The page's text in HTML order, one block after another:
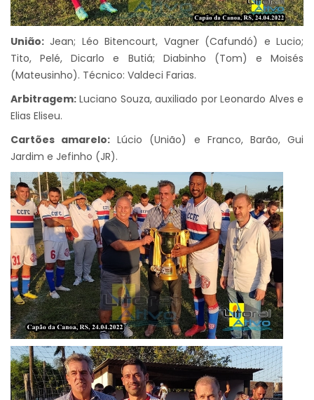
União: Jean; Léo Bitencourt, Vagner (Cafundó) e Lucio;
Tito, Pelé, Dicarlo e Butiá; Diabinho (Tom) e Moisés
(Mateusinho). Técnico: Valdeci Farias.
Arbitragem: Luciano Souza, auxiliado por Leonardo Alves e
Elias Eliseu.
Cartões amarelo: Lúcio (União) e Franco, Barão, Gui
Jardim e Jefinho (JR).